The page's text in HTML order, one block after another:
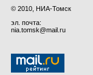
© 2010, НИА-Томск
эл. почта:
nia.tomsk@mail.ru